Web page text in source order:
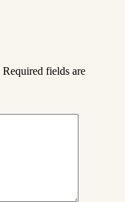
Required fields are